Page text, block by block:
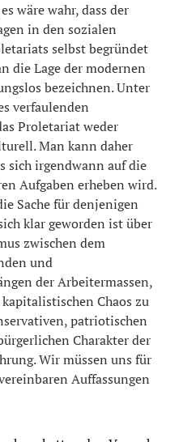
wäre wahr, dass der
in den sozialen
selbst begründet
die Lage der modernen
bezeichnen. Unter
verfaulenden
Proletariat weder
Man kann daher
sich irgendwann auf die
Aufgaben erheben wird.
Sache für denjenigen
klar geworden ist über
zwischen dem
und
der Arbeitermassen,
Chaos zu
patriotischen
Charakter der
Wir müssen uns für
Auffassungen